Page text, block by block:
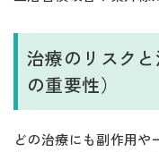
治療のリスク
の重要性）
どの治療にも副作用や